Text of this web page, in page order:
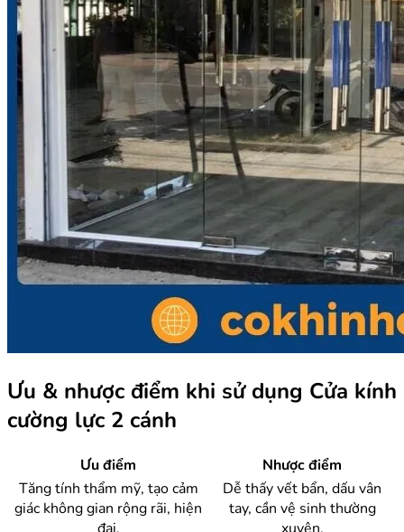
Ưu & nhược điểm khi sử dụng Cửa kính
cường lực 2 cánh
Ưu điểm
Nhược điểm
Tăng tính thẩm mỹ, tạo cảm
giác không gian rộng rãi, hiện
Dễ thấy vết bẩn, dấu vân
tay, cần vệ sinh thường